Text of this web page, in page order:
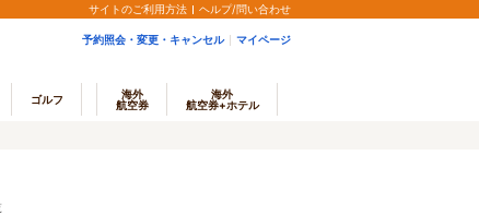
サイトのご利用方法 ヘルプ/問い合わせ
予約照会・変更・キャンセル マイページ
ゴルフ
海外
航空券
海外
航空券+ホテル